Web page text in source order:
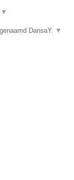
▼
DansaY. ▼